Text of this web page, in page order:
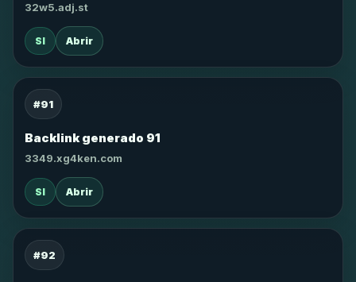
32w5.adj.st
SI Abrir
#91
Backlink generado 91
3349.xg4ken.com
SI Abrir
#92